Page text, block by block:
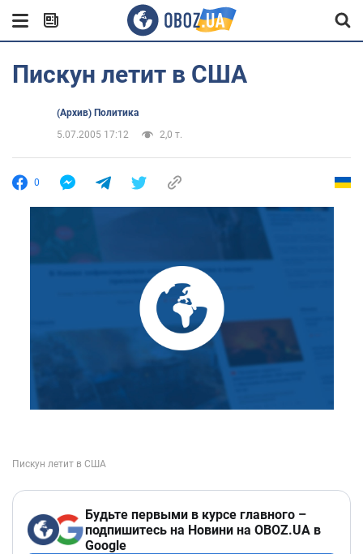
Пискун летит в США
(Архив) Политика
5.07.2005 17:12
2,0 т.
0
Будьте первыми в курсе главного –
подпишитесь на Новини на OBOZ.UA в
Google